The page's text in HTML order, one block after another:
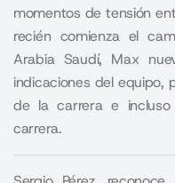
momentos de tensión
recién comienza el
Arabia Saudí, Max
indicaciones del equipo,
de la carrera e
carrera.